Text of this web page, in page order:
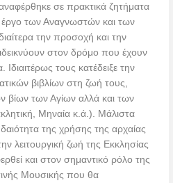
σε πρακτικά ζητήματα
των Αναγνωστών και των
την προσοχή και την
στον δρόμο που έχουν
Ιδιαιτέρως τους κατέδειξε την
βιβλίων στη ζωή τους,
βίων των Αγίων αλλά και των
Μηναία κ.ά.). Μάλιστα
της χρήσης της αρχαίας
λειτουργική ζωή της Εκκλησίας
και στον σημαντικό ρόλο της
Μουσικής που θα